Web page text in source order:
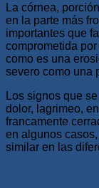
La córnea,
en la parte más
importantes que
comprometida
como es una
severo como una
Los signos que
dolor, lagrimeo,
francamente
en algunos
similar en las